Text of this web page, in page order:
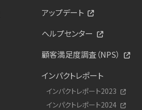
アップデート
ヘルプセンター
顧客満足度調査（NPS）
インパクトレポート
インパクトレポート2023
インパクトレポート2024